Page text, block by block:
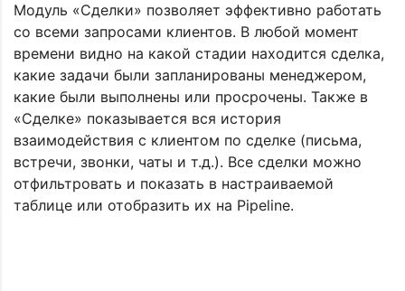
Модуль «Сделки» позволяет эффективно работать
со всеми запросами клиентов. В любой момент
времени видно на какой стадии находится сделка,
какие задачи были запланированы менеджером,
какие были выполнены или просрочены. Также в
«Сделке» показывается вся история
взаимодействия с клиентом по сделке (письма,
встречи, звонки, чаты и т.д.). Все сделки можно
отфильтровать и показать в настраиваемой
таблице или отобразить их на Pipeline.